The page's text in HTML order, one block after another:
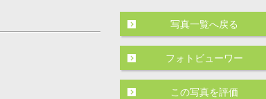
写真一覧へ戻る
フォトビューワー
この写真を評価